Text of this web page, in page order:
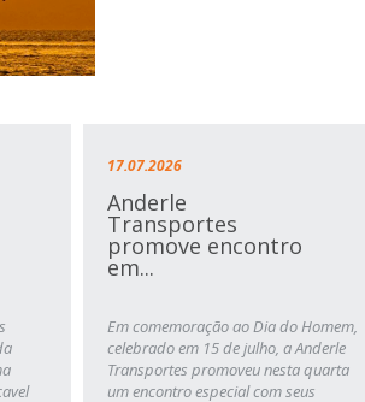
17.07.2026
Anderle
Transportes
promove encontro
em...
Em comemoração ao Dia do Homem,
celebrado em 15 de julho, a Anderle
Transportes promoveu nesta quarta
um encontro especial com seus